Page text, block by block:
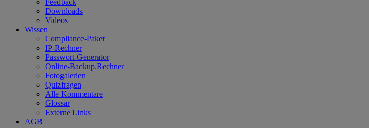
Feedback
Downloads
Videos
Wissen
Compliance-Paket
IP-Rechner
Passwort-Generator
Online-Backup.Rechner
Fotogalerien
Quizfragen
Alle Kommentare
Glossar
Externe Links
AGB